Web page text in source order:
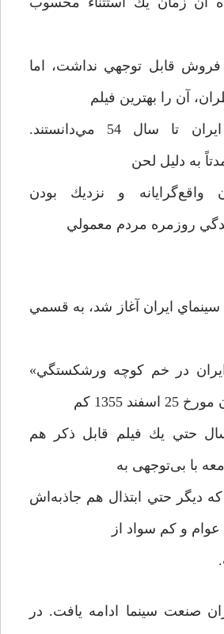
فروش قابل توجهي نداشت، اما
آن را بهترين فيلم
تاريخ سينماي ايران تا سال 54 مي‌دانستند.
به دليل لحن
واقع‌گرايانه و نزديك بودن
روزمره مردم معمولي
55 افول سينماي ایران آغاز ‌شد، به قسمي
ايران در خم كوچه ورشكستگي»
1355 كم
حتي يك فيلم قابل ذكر هم
با بی‌توجهی به
ديگر حتي ابتذال هم جاذبه‌اش
و كم سواد از
56 بحران صنعت سينما ادامه يافت. در